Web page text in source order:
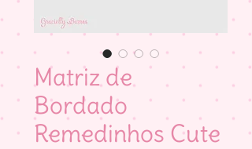
Matriz de
Bordado
Remedinhos Cute